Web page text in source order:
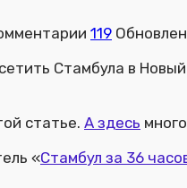
119
Стамбула в
статье. А здесь
«Стамбул за 36